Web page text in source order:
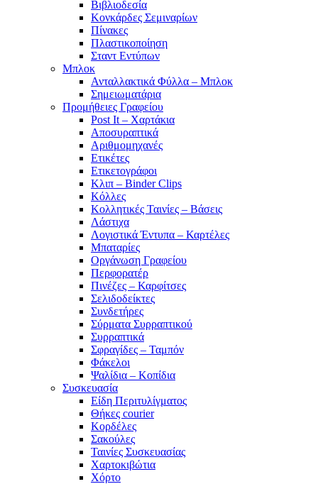
Βιβλιοδεσία
Κονκάρδες Σεμιναρίων
Πίνακες
Πλαστικοποίηση
Σταντ Εντύπων
Μπλοκ
Ανταλλακτικά Φύλλα – Μπλοκ
Σημειωματάρια
Προμήθειες Γραφείου
Post It – Χαρτάκια
Αποσυραπτικά
Αριθμομηχανές
Ετικέτες
Ετικετογράφοι
Κλιπ – Binder Clips
Κόλλες
Κολλητικές Ταινίες – Βάσεις
Λάστιχα
Λογιστικά Έντυπα – Καρτέλες
Μπαταρίες
Οργάνωση Γραφείου
Περφορατέρ
Πινέζες – Καρφίτσες
Σελιδοδείκτες
Συνδετήρες
Σύρματα Συρραπτικού
Συρραπτικά
Σφραγίδες – Ταμπόν
Φάκελοι
Ψαλίδια – Κοπίδια
Συσκευασία
Είδη Περιτυλίγματος
Θήκες courier
Κορδέλες
Σακούλες
Ταινίες Συσκευασίας
Χαρτοκιβώτια
Χόρτο